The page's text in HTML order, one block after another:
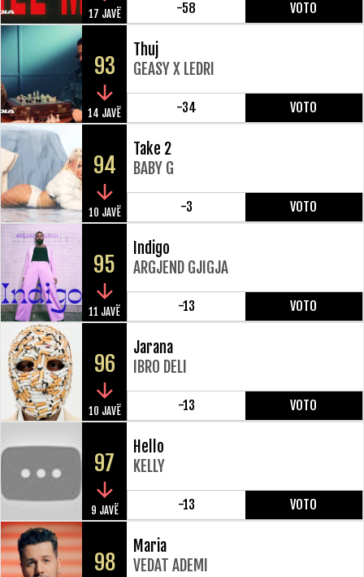
17 JAVË -58 VOTO
93
14 JAVË
Thuj
GEASY X LEDRI
-34 VOTO
94
10 JAVË
Take 2
BABY G
-3 VOTO
95
11 JAVË
Indigo
ARGJEND GJIGJA
-13 VOTO
96
10 JAVË
Jarana
IBRO DELI
-13 VOTO
97
9 JAVË
Hello
KELLY
-13 VOTO
98
Maria
VEDAT ADEMI